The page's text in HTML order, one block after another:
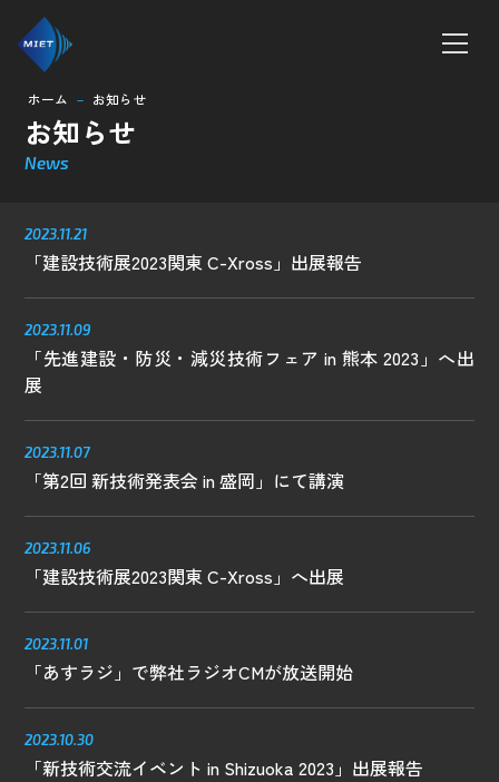
ホーム remove お知らせ
お知らせ
News
2023.11.21
「建設技術展2023関東 C-Xross」出展報告
2023.11.09
「先進建設・防災・減災技術フェア in 熊本 2023」へ出
展
2023.11.07
「第2回 新技術発表会 in 盛岡」にて講演
2023.11.06
「建設技術展2023関東 C-Xross」へ出展
2023.11.01
「あすラジ」で弊社ラジオCMが放送開始
2023.10.30
「新技術交流イベント in Shizuoka 2023」出展報告
ホーム
ボンテラン工法
求人情報
お知らせ
お問い合わせはこちら
phone_enabled 電話をかける